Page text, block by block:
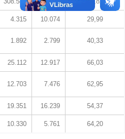
4.315 10.074 29,99
1.892 2.799 40,33
25.112 12.917 66,03
12.703 7.476 62,95
19.351 16.239 54,37
10.330 5.761 64,20